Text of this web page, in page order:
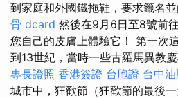
到家庭和外國鐵拖鞋，要求籤名
骨 dcard 然後在9月6日至8號前
您自己的皮膚上體驗它！ 第一次
到13世紀，當時一些古羅馬異教
專長證照 香港簽證 台胞證 台中油
城市中，狂歡節（狂歡節的最後